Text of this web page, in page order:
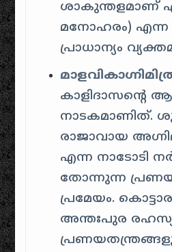
ശാകുന്തളമാണ്
മനോഹരം) എന്ന
പ്രാധാന്യം
കാളിദാസന്റെ
നാടകമാണിത്.
രാജാവായ
എന്ന നാടോടി
തോന്നുന്ന
പ്രമേയം.
അന്തഃപുര